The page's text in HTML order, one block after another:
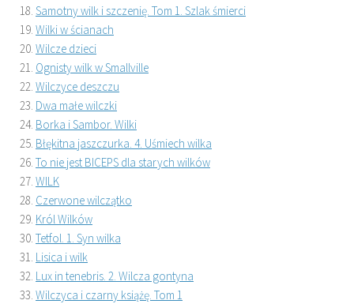
Samotny wilk i szczenię. Tom 1. Szlak śmierci
Wilki w ścianach
Wilcze dzieci
Ognisty wilk w Smallville
Wilczyce deszczu
Dwa małe wilczki
Borka i Sambor. Wilki
Błękitna jaszczurka. 4. Uśmiech wilka
To nie jest BICEPS dla starych wilków
WILK
Czerwone wilczątko
Król Wilków
Tetfol. 1. Syn wilka
Lisica i wilk
Lux in tenebris. 2. Wilcza gontyna
Wilczyca i czarny książę. Tom 1